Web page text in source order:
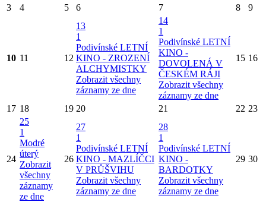
3 4 5 6 7 8 9
10 11 12
13
1
Podivínské LETNÍ
KINO - ZROZENÍ
ALCHYMISTKY
Zobrazit všechny
záznamy ze dne
14
1
Podivínské LETNÍ
KINO -
DOVOLENÁ V
ČESKÉM RÁJI
Zobrazit všechny
záznamy ze dne
15 16
17 18 19 20 21 22 23
24
25
1
Modré
úterý
Zobrazit
všechny
záznamy
ze dne
26
27
1
Podivínské LETNÍ
KINO - MAZLÍČCI
V PRŮŠVIHU
Zobrazit všechny
záznamy ze dne
28
1
Podivínské LETNÍ
KINO -
BARDOTKY
Zobrazit všechny
záznamy ze dne
29 30